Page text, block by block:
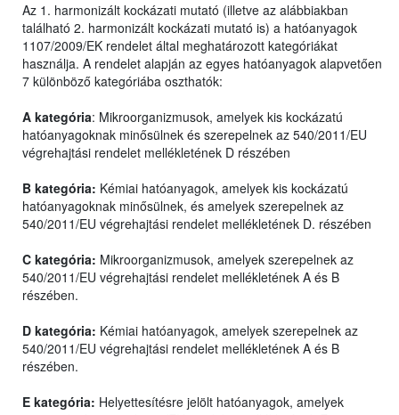
Az 1. harmonizált kockázati mutató (illetve az alábbiakban
található 2. harmonizált kockázati mutató is) a hatóanyagok
1107/2009/EK rendelet által meghatározott kategóriákat
használja. A rendelet alapján az egyes hatóanyagok alapvetően
7 különböző kategóriába oszthatók:
A kategória: Mikroorganizmusok, amelyek kis kockázatú
hatóanyagoknak minősülnek és szerepelnek az 540/2011/EU
végrehajtási rendelet mellékletének D részében
B kategória: Kémiai hatóanyagok, amelyek kis kockázatú
hatóanyagoknak minősülnek, és amelyek szerepelnek az
540/2011/EU végrehajtási rendelet mellékletének D. részében
C kategória: Mikroorganizmusok, amelyek szerepelnek az
540/2011/EU végrehajtási rendelet mellékletének A és B
részében.
D kategória: Kémiai hatóanyagok, amelyek szerepelnek az
540/2011/EU végrehajtási rendelet mellékletének A és B
részében.
E kategória: Helyettesítésre jelölt hatóanyagok, amelyek